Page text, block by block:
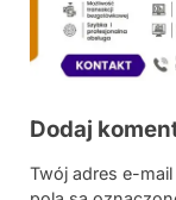
Dodaj
Twój adres e-